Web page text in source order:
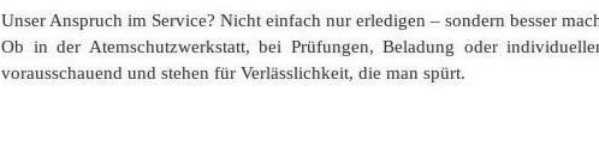
Unser Anspruch im Service? Nicht einfach nur erledigen – sondern besser
Ob in der Atemschutzwerkstatt, bei Prüfungen, Beladung oder
vorausschauend und stehen für Verlässlichkeit, die man spürt.